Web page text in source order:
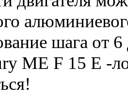
шага от
ME F 15 E -